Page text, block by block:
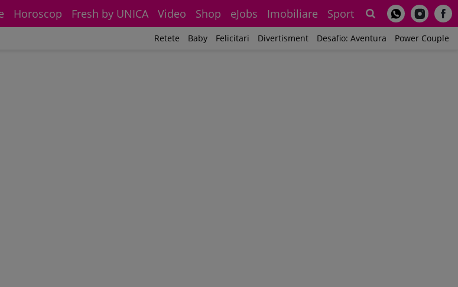
Horoscop Fresh by UNICA Video Shop eJobs Imobiliare Sport
Retete Baby Felicitari Divertisment Desafio: Aventura Power Couple